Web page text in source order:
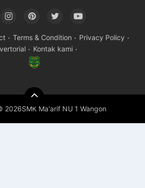
Terms & Condition
Privacy Policy
Kontak kami
2026SMK Ma'arif NU 1 Wangon